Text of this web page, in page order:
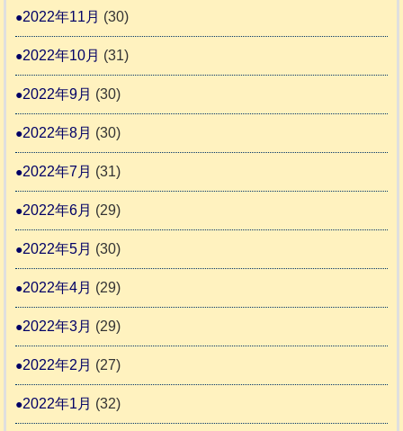
2022年11月 (30)
2022年10月 (31)
2022年9月 (30)
2022年8月 (30)
2022年7月 (31)
2022年6月 (29)
2022年5月 (30)
2022年4月 (29)
2022年3月 (29)
2022年2月 (27)
2022年1月 (32)